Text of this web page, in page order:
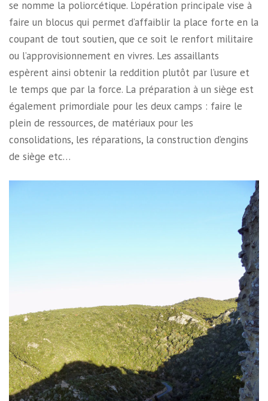
se nomme la poliorcétique. L’opération principale vise à
faire un blocus qui permet d’affaiblir la place forte en la
coupant de tout soutien, que ce soit le renfort militaire
ou l’approvisionnement en vivres. Les assaillants
espèrent ainsi obtenir la reddition plutôt par l’usure et
le temps que par la force. La préparation à un siège est
également primordiale pour les deux camps : faire le
plein de ressources, de matériaux pour les
consolidations, les réparations, la construction d’engins
de siège etc…